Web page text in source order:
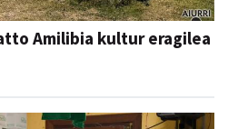
Amilibia kultur eragilea